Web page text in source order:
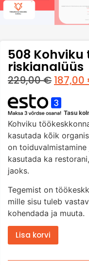
508
riskianalüüs
229,00€ 187,00
Tasu
Kohviku
kasutada kõik
on toiduvalmistamine
kasutada ka
jaoks.
Tegemist on
mille sisu tuleb
kohendada ja muuta.
Lisa korvi